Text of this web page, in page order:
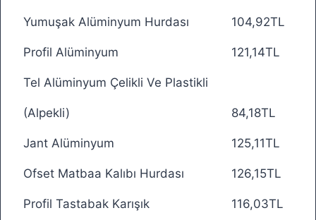
Yumuşak Alüminyum Hurdası 104,92TL
Profil Alüminyum 121,14TL
Tel Alüminyum Çelikli Ve Plastikli
(Alpekli) 84,18TL
Jant Alüminyum 125,11TL
Ofset Matbaa Kalıbı Hurdası 126,15TL
Profil Tastabak Karışık 116,03TL